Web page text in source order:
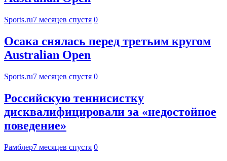
Sports.ru7 месяцев спустя 0
Осака снялась перед третьим кругом
Australian Open
Sports.ru7 месяцев спустя 0
Российскую теннисистку
дисквалифицировали за «недостойное
поведение»
Рамблер7 месяцев спустя 0